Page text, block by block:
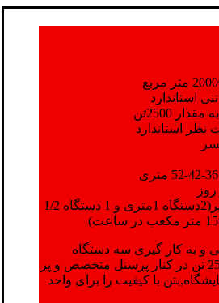
2500تن
نظر استاندارد
3 دستگاه بچینگ لیپهر(2دستگاه 1متری و 1 دستگاه 1/2
و به کار گیری سه دستگاه
بچینگ پلانت با ظرفیت 2500 تن در کنار پرسنل متخصص و پر
با کیفیت را برای واحد